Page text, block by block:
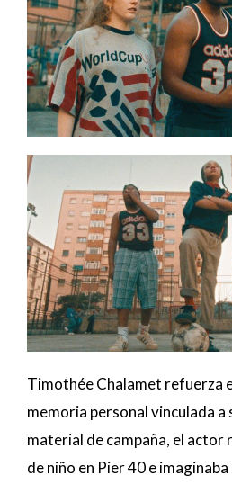
Timothée Chalamet refuerza
memoria personal vinculada a
material de campaña, el actor
de niño en Pier 40 e